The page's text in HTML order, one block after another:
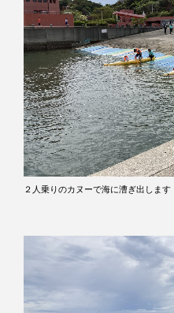
２人乗りのカヌーで海に漕ぎ出します